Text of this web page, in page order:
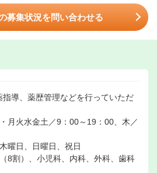
募集状況を問い合わせる
指導、薬歴管理などを行っていただ
月火水金土／9：00～19：00、木／
曜日、日曜日、祝日
8割）、小児科、内科、外科、歯科